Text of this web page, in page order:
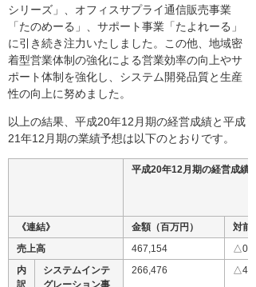
シリーズ」、オフィスサプライ通信販売事業
「たのめーる」、サポート事業「たよれーる」
に引き続き注力いたしました。この他、地域密
着型営業体制の強化による営業効率の向上やサ
ポート体制を強化し、システム開発品質と生産
性の向上に努めました。
以上の結果、平成20年12月期の経営成績と平成
21年12月期の業績予想は以下のとおりです。
平成20年12月期の経営成績
《連結》 金額（百万円）
対前
売上高
467,154
△0.5
内
訳
システムインテ
グレーション事
266,476 △4.7